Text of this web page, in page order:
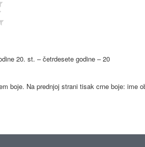
20. st. – četrdesete godine – 20
boje. Na prednjoj strani tisak crne boje: ime